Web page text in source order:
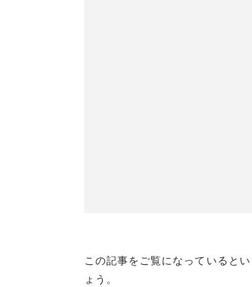
この記事をご覧になっていると
ょう。